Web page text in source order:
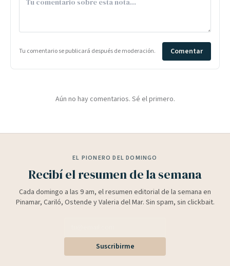
Tu comentario se publicará después de moderación. Comentar
Aún no hay comentarios. Sé el primero.
EL PIONERO DEL DOMINGO
Recibí el resumen de la semana
Cada domingo a las 9 am, el resumen editorial de la semana en
Pinamar, Cariló, Ostende y Valeria del Mar. Sin spam, sin clickbait.
Suscribirme